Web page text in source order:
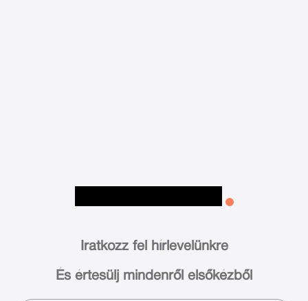
Iratkozz fel hírlevelünkre
És értesülj mindenről elsőkézből